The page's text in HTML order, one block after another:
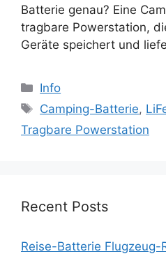
Batterie genau? Eine
tragbare Powerstation,
Geräte speichert und
Categories
Info
Tags
Camping-Batterie,
Tragbare Powerstation
Recent Posts
Reise-Batterie Flugzeug-